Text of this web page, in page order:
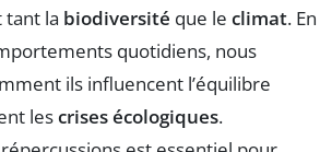
tant la biodiversité que le climat. En
quotidiens, nous
ils influencent l’équilibre
lescrises écologiques.